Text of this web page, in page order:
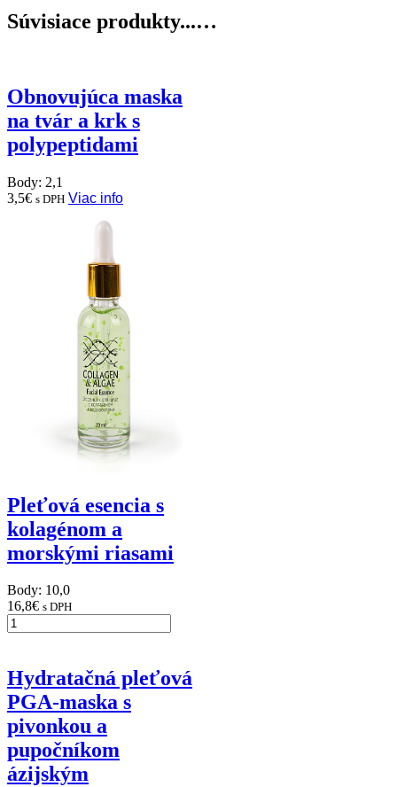
Súvisiace produkty...…
Obnovujúca maska
na tvár a krk s
polypeptidami
Body: 2,1
3,5€ s DPH Viac info
Pleťová esencia s
kolagénom a
morskými riasami
Body: 10,0
16,8€ s DPH
Hydratačná pleťová
PGA-maska s
pivonkou a
pupočníkom
ázijským